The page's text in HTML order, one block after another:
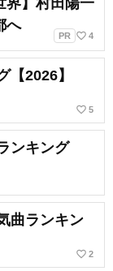
界】村田陽一
へ
PR favorite_border 4
2026】
favorite_border 5
ンキング
曲ランキン
favorite_border 2